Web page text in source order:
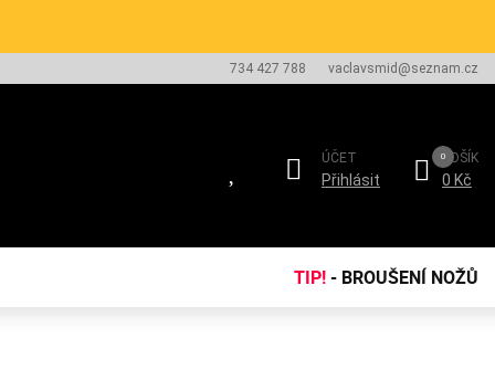
734 427 788 vaclavsmid@seznam.cz
ÚČET
Přihlásit
KOŠÍK
0 Kč
TIP!- BROUŠENÍ NOŽŮ